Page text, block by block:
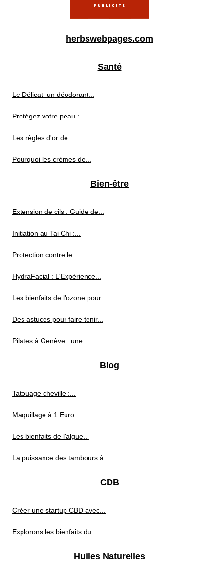
herbswebpages.com
Santé
Le Délicat: un déodorant...
Protégez votre peau :...
Les règles d'or de...
Pourquoi les crèmes de...
Bien-être
Extension de cils : Guide de...
Initiation au Tai Chi :...
Protection contre le...
HydraFacial : L'Expérience...
Les bienfaits de l'ozone pour...
Des astuces pour faire tenir...
Pilates à Genève : une...
Blog
Tatouage cheville :...
Maquillage à 1 Euro :...
Les bienfaits de l'algue...
La puissance des tambours à...
CDB
Créer une startup CBD avec...
Explorons les bienfaits du...
Huiles Naturelles